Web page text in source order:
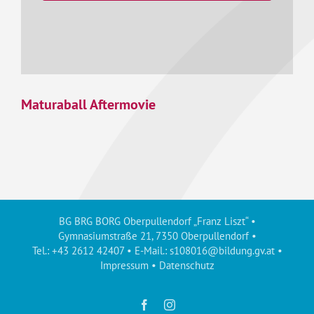
Maturaball Aftermovie
BG BRG BORG Oberpullendorf „Franz Liszt“ •
Gymnasiumstraße 21, 7350 Oberpullendorf •
Tel.: +43 2612 42407 • E-Mail.: s108016@bildung.gv.at•
Impressum• Datenschutz
FacebookInstagram